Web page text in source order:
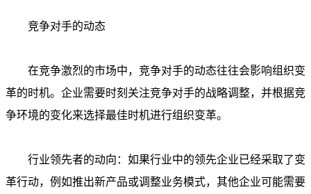
竞争对手的动态
在竞争激烈的市场中，竞争对手的动态往往会影响组织变
革的时机。企业需要时刻关注竞争对手的战略调整，并根据竞
争环境的变化来选择最佳时机进行组织变革。
行业领先者的动向：如果行业中的领先企业已经采取了变
革行动，例如推出新产品或调整业务模式，其他企业可能需要